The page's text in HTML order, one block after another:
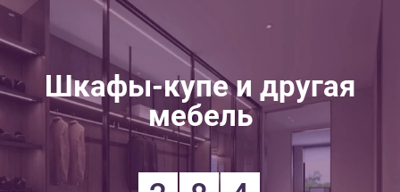
Шкафы-купе и другая
мебель